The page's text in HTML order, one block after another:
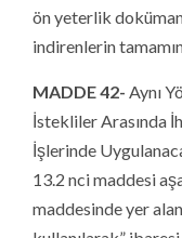
ön yeterlik
indirenlerin
MADDE 42- Aynı
İstekliler Arasında
İşlerinde
13.2 nci maddesi
maddesinde yer